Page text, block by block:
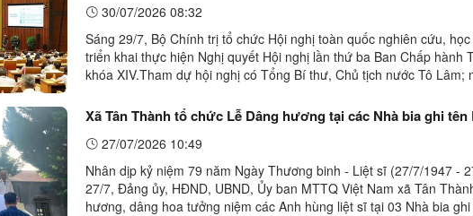
30/07/2026 08:32
Sáng 29/7, Bộ Chính trị tổ chức Hội nghị toàn quốc nghiên cứu,
triển khai thực hiện Nghị quyết Hội nghị lần thứ ba Ban Chấp hành
khóa XIV.Tham dự hội nghị có Tổng Bí thư, Chủ tịch nước Tô Lâm;
Xã Tân Thành tổ chức Lễ Dâng hương tại các Nhà bia ghi tên
27/07/2026 10:49
Nhân dịp kỷ niệm 79 năm Ngày Thương binh - Liệt sĩ (27/7/1947 -
27/7, Đảng ủy, HĐND, UBND, Ủy ban MTTQ Việt Nam xã Tân
hương, dâng hoa tưởng niệm các Anh hùng liệt sĩ tại 03 Nhà bia